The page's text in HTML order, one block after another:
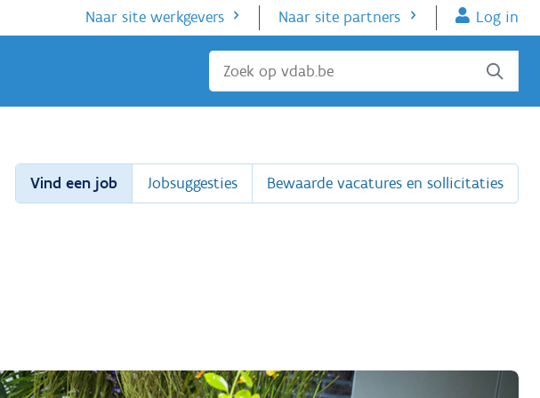
Naar site werkgevers Naar site partners Log in
Sluiten
Vind een job Jobsuggesties Bewaarde vacatures en sollicitaties